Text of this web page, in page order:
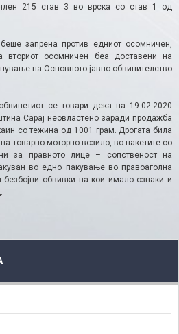
215 став 3 во врска со став 1 од
запрена против едниот осомничен,
вториот осомничен беа доставени на
на Основното јавно обвинителство
се товари дека на 19.02.2020
Сарај неовластено заради продажба
со тежина од 1001 грам. Дрогата била
товарно моторно возило, во пакетите со
за правното лице – сопственост на
во едно пакување во правоаголна
обвивки на кои имало ознаки и